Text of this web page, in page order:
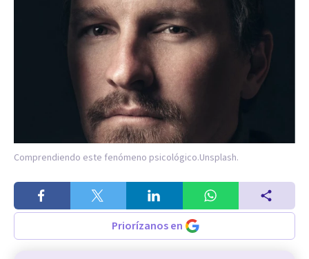
Comprendiendo este fenómeno psicológico.Unsplash.
Priorízanos en